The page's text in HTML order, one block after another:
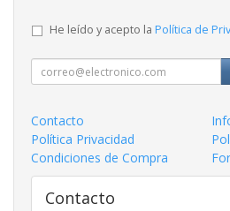
He leído y acepto la Política de
Contacto
Política Privacidad
Condiciones de Compra
Contacto